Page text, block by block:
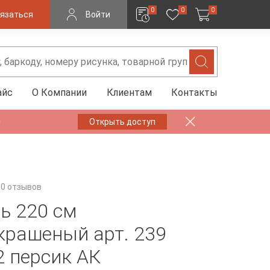
Войти 0 0 0
О Компании Клиентам Контакты
Открыть доступ
0 отзывов
220 см
арт. 239
персик АК